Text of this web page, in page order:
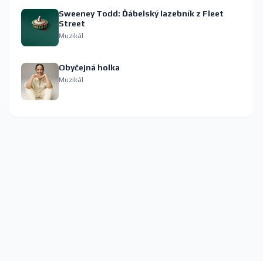
Sweeney Todd: Ďábelský lazebník z Fleet
Street
Muzikál
Obyčejná holka
Muzikál